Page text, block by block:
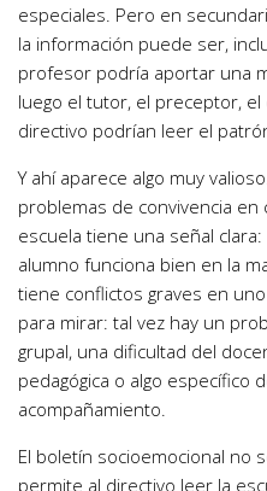
especiales. Pero en
la información puede ser,
profesor podría aportar una
luego el tutor, el preceptor,
directivo podrían leer el
Y ahí aparece algo muy
problemas de convivencia en
escuela tiene una señal
alumno funciona bien en la
tiene conflictos graves en
para mirar: tal vez hay un
grupal, una dificultad del
pedagógica o algo específico
acompañamiento.
El boletín socioemocional no
permite al directivo leer la